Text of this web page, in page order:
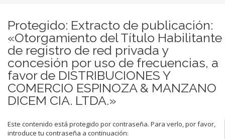
Protegido: Extracto de publicación:
«Otorgamiento del Título Habilitante
de registro de red privada y
concesión por uso de frecuencias, a
favor de DISTRIBUCIONES Y
COMERCIO ESPINOZA & MANZANO
DICEM CIA. LTDA.»
Este contenido está protegido por contraseña. Para verlo, por favor,
introduce tu contraseña a continuación: